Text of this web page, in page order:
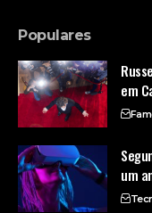
Populares
em
um